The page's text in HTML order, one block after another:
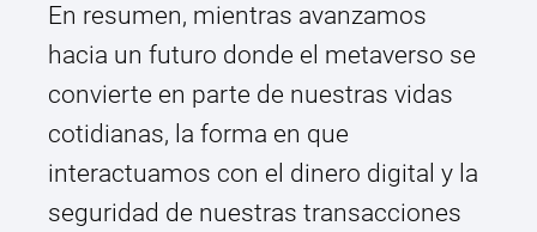
En resumen, mientras avanzamos
hacia un futuro donde el metaverso se
convierte en parte de nuestras vidas
cotidianas, la forma en que
interactuamos con el dinero digital y la
seguridad de nuestras transacciones